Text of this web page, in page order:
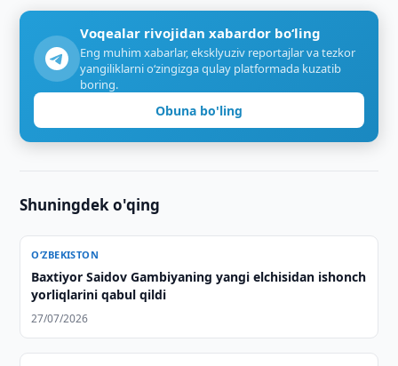
Voqealar rivojidan xabardor bo‘ling
Eng muhim xabarlar, eksklyuziv reportajlar va tezkor
yangiliklarni o‘zingizga qulay platformada kuzatib
boring.
Obuna bo'ling
Shuningdek o'qing
O‘ZBEKISTON
Baxtiyor Saidov Gambiyaning yangi elchisidan ishonch
yorliqlarini qabul qildi
27/07/2026